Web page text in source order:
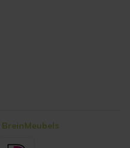
BreinMeubels